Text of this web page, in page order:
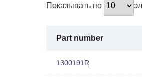
Показывать по
Part number
1300191R